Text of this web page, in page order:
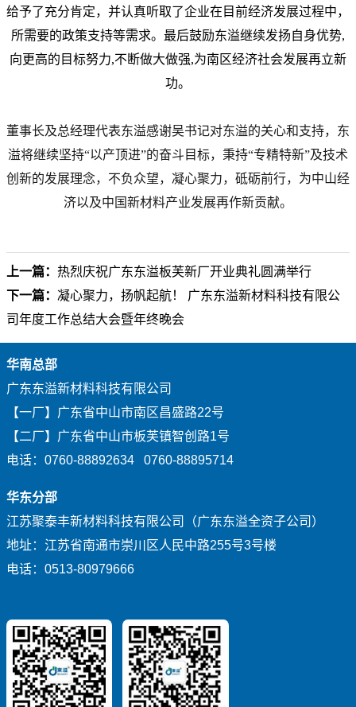
给予了充分肯定，并认真听取了企业在目前经济发展过程中，
所需要的政策支持等需求。最后鼓励东溢继续发扬自身优势,
向更高的目标努力,不断做大做强,为南区经济社会发展再立新
功。
董事长及总经理代表东溢感谢吴书记对东溢的关心和支持，东
溢将继续坚持“以产顶进”的奋斗目标，秉持“专精特新”及技术
创新的发展理念，不负众望，凝心聚力，砥砺前行，为中山经
济以及中国新材料产业发展再作新贡献。
上一篇： 热烈庆祝广东东溢板芙新厂开业典礼圆满举行
下一篇： 凝心聚力，扬帆起航！ 广东东溢新材料科技有限公
司年度工作总结大会暨年终晚会
华南总部
广东东溢新材料科技有限公司
【一厂】广东省中山市南区昌盛路22号
【二厂】广东省中山市板芙镇智创路1号
电话：0760-88892634 0760-88895714
华东分部
江苏聚泰丰新材料科技有限公司（广东东溢全资子公司）
地址：江苏省南通市崇川区人民中路255号3号楼
电话：0513-80979666